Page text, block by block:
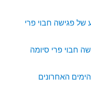
של פגישה חבוי פרי
חבוי פרי סיומה
האחרונים